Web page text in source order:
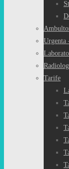
Urgenta
Tarife